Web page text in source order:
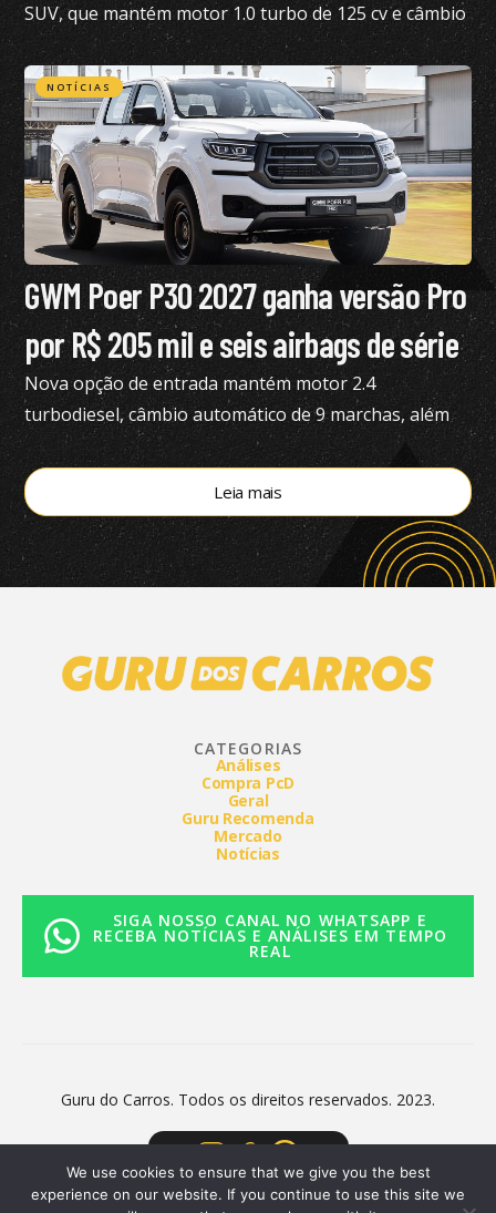
SUV, que mantém motor 1.0 turbo de 125 cv e câmbio
de dupla embreagem
NOTÍCIAS
GWM Poer P30 2027 ganha versão Pro
por R$ 205 mil e seis airbags de série
Nova opção de entrada mantém motor 2.4
turbodiesel, câmbio automático de 9 marchas, além
de tração 4×4
Leia mais
CATEGORIAS
Análises
Compra PcD
Geral
Guru Recomenda
Mercado
Notícias
SIGA NOSSO CANAL NO WHATSAPP E
RECEBA NOTÍCIAS E ANÁLISES EM TEMPO
REAL
Guru do Carros. Todos os direitos reservados. 2023.
We use cookies to ensure that we give you the best
experience on our website. If you continue to use this site we